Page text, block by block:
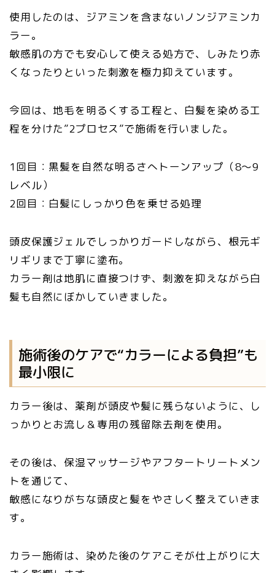
使用したのは、ジアミンを含まないノンジアミンカ
ラー。
敏感肌の方でも安心して使える処方で、しみたり赤
くなったりといった刺激を極力抑えています。
今回は、地毛を明るくする工程と、白髪を染める工
程を分けた”2プロセス”で施術を行いました。
1回目：黒髪を自然な明るさへトーンアップ（8〜9
レベル）
2回目：白髪にしっかり色を乗せる処理
頭皮保護ジェルでしっかりガードしながら、根元ギ
リギリまで丁寧に塗布。
カラー剤は地肌に直接つけず、刺激を抑えながら白
髪も自然にぼかしていきました。
施術後のケアで“カラーによる負担”も
最小限に
カラー後は、薬剤が頭皮や髪に残らないように、し
っかりとお流し＆専用の残留除去剤を使用。
その後は、保湿マッサージやアフタートリートメン
トを通じて、
敏感になりがちな頭皮と髪をやさしく整えていきま
す。
カラー施術は、染めた後のケアこそが仕上がりに大